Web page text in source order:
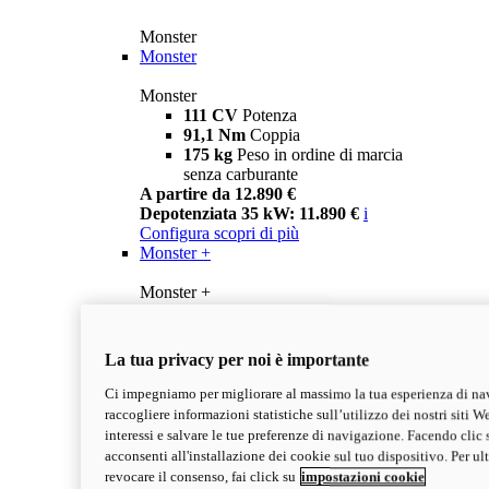
Monster
Monster
Monster
111 CV Potenza
91,1 Nm Coppia
175 kg Peso in ordine di marcia
senza carburante
A partire da 12.890 €
Depotenziata 35 kW: 11.890 € i
Configura scopri di più
Monster +
Monster +
Peso in ordine di marcia
senza carburante
A partire da 13.290 €
Depotenziata 35 kW: 12.290 €i
Configura Scopri di più
new Monster 100
La tua privacy per noi è importante
Ci impegniamo per migliorare al massimo la tua esperienza di
raccogliere informazioni statistiche sull’utilizzo dei nostri siti
interessi e salvare le tue preferenze di navigazione. Facendo
acconsenti all'installazione dei cookie sul tuo dispositivo. Per
revocare il consenso, fai click su impostazioni cookie